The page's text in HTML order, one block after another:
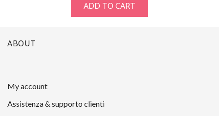
ADD TO CART
ABOUT
My account
Assistenza & supporto clienti